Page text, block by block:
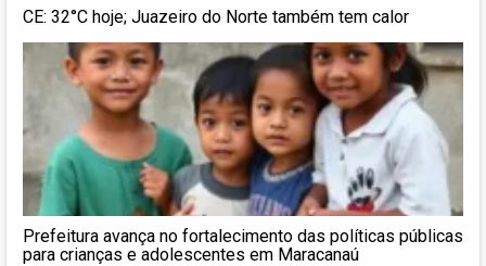
CE: 32°C hoje; Juazeiro do Norte também tem calor
Prefeitura avança no fortalecimento das políticas públicas
para crianças e adolescentes em Maracanaú